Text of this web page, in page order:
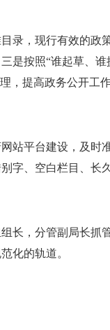
录，现行有效的
按照“谁起草、
，提高政务公开工作
站平台建设，及
字、空白栏目、长
长，分管副局长
化的轨道。